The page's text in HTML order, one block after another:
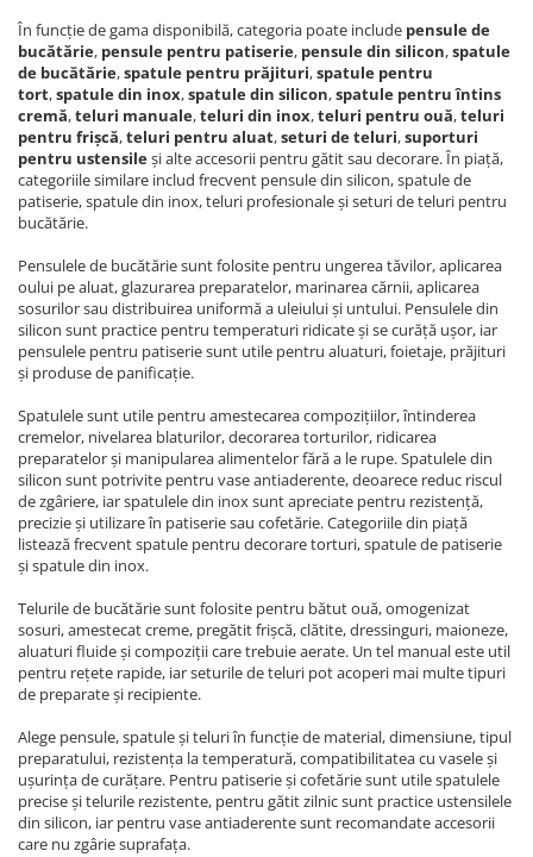
În funcție de gama disponibilă, categoria poate include pensule de
bucătărie, pensule pentru patiserie, pensule din silicon,spatule
de bucătărie,spatule pentru prăjituri,spatule pentru
tort,spatule din inox,spatule din silicon,spatule pentru întins
cremă,teluri manuale,teluri din inox,teluri pentru ouă,teluri
pentru frișcă,teluri pentru aluat,seturi de teluri,suporturi
pentru ustensileși alte accesorii pentru gătit sau decorare. În piață,
categoriile similare includ frecvent pensule din silicon, spatule de
patiserie, spatule din inox, teluri profesionale și seturi de teluri pentru
bucătărie.
Pensulele de bucătărie sunt folosite pentru ungerea tăvilor, aplicarea
oului pe aluat, glazurarea preparatelor, marinarea cărnii, aplicarea
sosurilor sau distribuirea uniformă a uleiului și untului. Pensulele din
silicon sunt practice pentru temperaturi ridicate și se curăță ușor, iar
pensulele pentru patiserie sunt utile pentru aluaturi, foietaje, prăjituri
și produse de panificație.
Spatulele sunt utile pentru amestecarea compozițiilor, întinderea
cremelor, nivelarea blaturilor, decorarea torturilor, ridicarea
preparatelor și manipularea alimentelor fără a le rupe. Spatulele din
silicon sunt potrivite pentru vase antiaderente, deoarece reduc riscul
de zgâriere, iar spatulele din inox sunt apreciate pentru rezistență,
precizie și utilizare în patiserie sau cofetărie. Categoriile din piață
listează frecvent spatule pentru decorare torturi, spatule de patiserie
și spatule din inox.
Telurile de bucătărie sunt folosite pentru bătut ouă, omogenizat
sosuri, amestecat creme, pregătit frișcă, clătite, dressinguri, maioneze,
aluaturi fluide și compoziții care trebuie aerate. Un tel manual este util
pentru rețete rapide, iar seturile de teluri pot acoperi mai multe tipuri
de preparate și recipiente.
Alege pensule, spatule și teluri în funcție de material, dimensiune, tipul
preparatului, rezistența la temperatură, compatibilitatea cu vasele și
ușurința de curățare. Pentru patiserie și cofetărie sunt utile spatulele
precise și telurile rezistente, pentru gătit zilnic sunt practice ustensilele
din silicon, iar pentru vase antiaderente sunt recomandate accesorii
care nu zgârie suprafața.